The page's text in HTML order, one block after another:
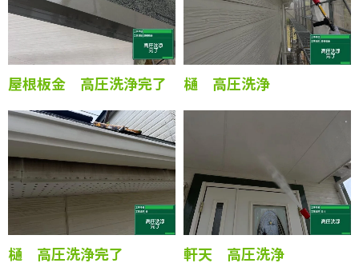
屋根板金 高圧洗浄完了 樋 高圧洗浄
樋 高圧洗浄完了 軒天 高圧洗浄